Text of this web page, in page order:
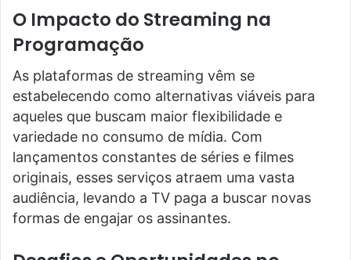
O Impacto do Streaming na
Programação
As plataformas de streaming vêm se
estabelecendo como alternativas viáveis para
aqueles que buscam maior flexibilidade e
variedade no consumo de mídia. Com
lançamentos constantes de séries e filmes
originais, esses serviços atraem uma vasta
audiência, levando a TV paga a buscar novas
formas de engajar os assinantes.